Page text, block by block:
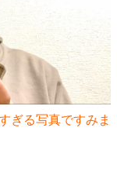
ぎる写真ですみま